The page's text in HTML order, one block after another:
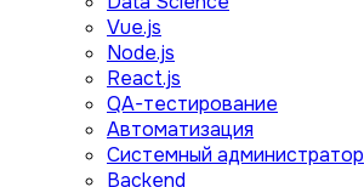
Vue.js
Node.js
React.js
QA-тестирование
Автоматизация
Системный администратор
Backend